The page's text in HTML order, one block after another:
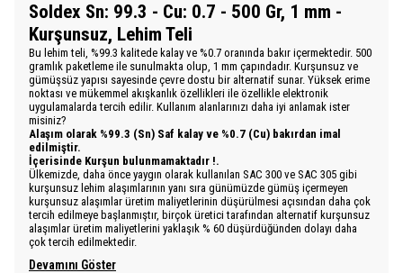
Soldex Sn: 99.3 - Cu: 0.7 - 500 Gr, 1 mm -
Kurşunsuz, Lehim Teli
Bu lehim teli, %99.3 kalitede kalay ve %0.7 oranında bakır içermektedir. 500
gramlık paketleme ile sunulmakta olup, 1 mm çapındadır. Kurşunsuz ve
gümüşsüz yapısı sayesinde çevre dostu bir alternatif sunar. Yüksek erime
noktası ve mükemmel akışkanlık özellikleri ile özellikle elektronik
uygulamalarda tercih edilir. Kullanım alanlarınızı daha iyi anlamak ister
misiniz?
Alaşım olarak %99.3 (Sn) Saf kalay ve %0.7 (Cu) bakırdan imal
edilmiştir.
İçerisinde Kurşun bulunmamaktadır !.
Ülkemizde, daha önce yaygın olarak kullanılan SAC 300 ve SAC 305 gibi
kurşunsuz lehim alaşımlarının yanı sıra günümüzde gümüş içermeyen
kurşunsuz alaşımlar üretim maliyetlerinin düşürülmesi açısından daha çok
tercih edilmeye başlanmıştır, birçok üretici tarafından alternatif kurşunsuz
alaşımlar üretim maliyetlerini yaklaşık % 60 düşürdüğünden dolayı daha
çok tercih edilmektedir.
Devamını Göster